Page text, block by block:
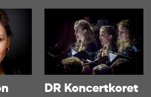
DR Koncertkoret